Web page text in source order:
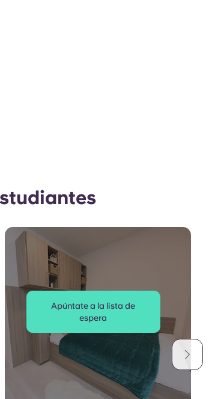
Apúntate a la lista de
espera